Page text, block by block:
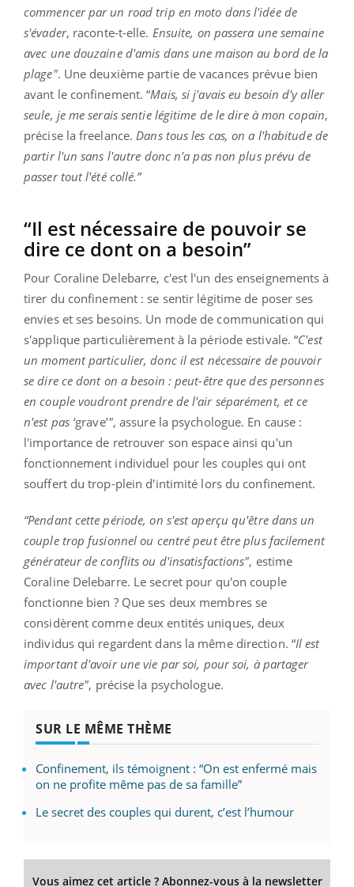
commencer par un road trip en moto dans l'idée de
s'évader, raconte-t-elle. Ensuite, on passera une semaine
avec une douzaine d'amis dans une maison au bord de la
plage". Une deuxième partie de vacances prévue bien
avant le confinement. “Mais, si j'avais eu besoin d'y aller
seule, je me serais sentie légitime de le dire à mon copain,
précise la freelance. Dans tous les cas, on a l'habitude de
partir l'un sans l'autre donc n'a pas non plus prévu de
passer tout l'été collé.”
“Il est nécessaire de pouvoir se
dire ce dont on a besoin”
Pour Coraline Delebarre, c'est l'un des enseignements à
tirer du confinement : se sentir légitime de poser ses
envies et ses besoins. Un mode de communication qui
s'applique particulièrement à la période estivale. “C'est
un moment particulier, donc il est nécessaire de pouvoir
se dire ce dont on a besoin : peut-être que des personnes
en couple voudront prendre de l'air séparément, et ce
n'est pas ‘grave’", assure la psychologue. En cause :
l'importance de retrouver son espace ainsi qu'un
fonctionnement individuel pour les couples qui ont
souffert du trop-plein d'intimité lors du confinement.
“Pendant cette période, on s'est aperçu qu'être dans un
couple trop fusionnel ou centré peut être plus facilement
générateur de conflits ou d'insatisfactions", estime
Coraline Delebarre. Le secret pour qu'on couple
fonctionne bien ? Que ses deux membres se
considèrent comme deux entités uniques, deux
individus qui regardent dans la même direction. “Il est
important d'avoir une vie par soi, pour soi, à partager
avec l'autre", précise la psychologue.
SUR LE MÊME THÈME
Confinement, ils témoignent : “On est enfermé mais
on ne profite même pas de sa famille”
Le secret des couples qui durent, c’est l’humour
Vous aimez cet article ? Abonnez-vous à la newsletter